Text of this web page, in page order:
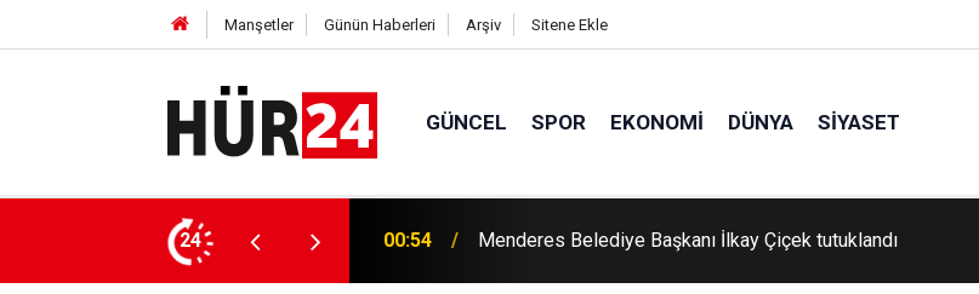
Manşetler Günün Haberleri Arşiv Sitene Ekle
GÜNCEL SPOR EKONOMI DÜNYA SIYASET
24 00:42 Erdemli'de Kur'an kursu öğrencileri piknikte buluştu